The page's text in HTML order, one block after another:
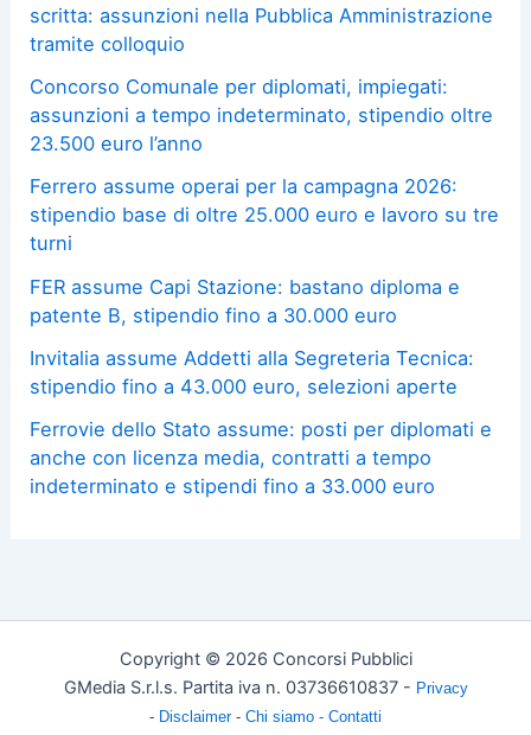
scritta: assunzioni nella Pubblica Amministrazione
tramite colloquio
Concorso Comunale per diplomati, impiegati:
assunzioni a tempo indeterminato, stipendio oltre
23.500 euro l’anno
Ferrero assume operai per la campagna 2026:
stipendio base di oltre 25.000 euro e lavoro su tre
turni
FER assume Capi Stazione: bastano diploma e
patente B, stipendio fino a 30.000 euro
Invitalia assume Addetti alla Segreteria Tecnica:
stipendio fino a 43.000 euro, selezioni aperte
Ferrovie dello Stato assume: posti per diplomati e
anche con licenza media, contratti a tempo
indeterminato e stipendi fino a 33.000 euro
Copyright © 2026 Concorsi Pubblici
GMedia S.r.l.s. Partita iva n. 03736610837 - Privacy
- Disclaimer - Chi siamo - Contatti